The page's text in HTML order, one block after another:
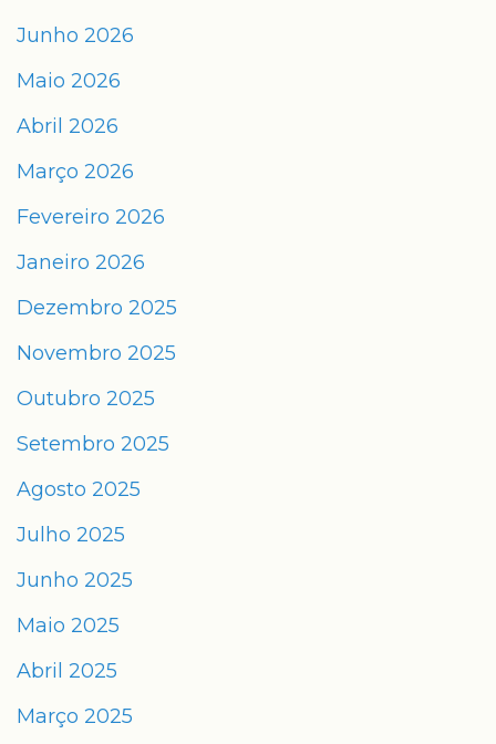
Junho 2026
Maio 2026
Abril 2026
Março 2026
Fevereiro 2026
Janeiro 2026
Dezembro 2025
Novembro 2025
Outubro 2025
Setembro 2025
Agosto 2025
Julho 2025
Junho 2025
Maio 2025
Abril 2025
Março 2025